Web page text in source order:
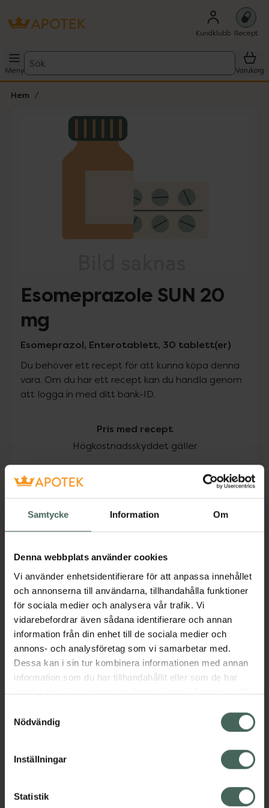
Samtycke Information Om
Denna webbplats använder cookies
Vi använder enhetsidentifierare för att anpassa innehållet
och annonserna till användarna, tillhandahålla funktioner
för sociala medier och analysera vår trafik. Vi
vidarebefordrar även sådana identifierare och annan
information från din enhet till de sociala medier och
annons- och analysföretag som vi samarbetar med.
Dessa kan i sin tur kombinera informationen med annan
information som du har tillhandahållit eller som de har
samlat in när du har använt deras tjänster. Samtycke till
återkalla ditt samtycke via webbplatsens
cookieinställningar. Ett återkallat samtycke påverkar inte
lagligheten av behandling som skett innan återkallelsen.
Nödvändig
Inställningar
Statistik
Kundklubb Recept
Meny
Sök
Varukorg
Hem
Lista: . Innehåller 1 objekt.
Esomeprazole SUN 20
mg
Esomeprazol, Enterotablett, 30 tablett(er)
Du behöver ett recept för att kunna köpa denna
vara. Om du har ett recept kan du handla genom
att logga in med ditt bank-ID.
Pris med recept
Högkostnadsskyddet gäller
125,93 kr
I apotek:125,93 kr
Köp via ditt recept
Aktuella erbjudanden
Beskrivning
EAN:07046264690338
Bipacksedel från FASS Visa
syd till Lappland i norr, och online i mobilen och på
datorn. Oavsett vem du är så är det vårt uppdrag att